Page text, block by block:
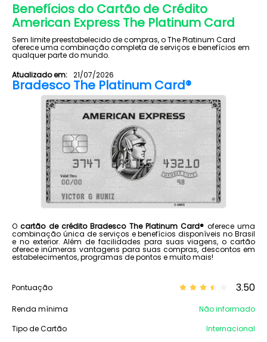
Benefícios do Cartão de Crédito
American Express The Platinum Card
Sem limite preestabelecido de compras, o The Platinum Card
oferece uma combinação completa de serviços e benefícios em
qualquer parte do mundo.
Atualizado em: 21/07/2026
Bradesco The Platinum Card®
Ocartão de crédito Bradesco The Platinum Card® oferece uma
combinação única de serviços e benefícios disponíveis no Brasil
e no exterior. Além de facilidades para suas viagens, o cartão
oferece inúmeras vantagens para suas compras, descontos em
estabelecimentos, programas de pontos e muito mais!
Pontuação 3.50
Renda mínima
Não informado
Tipo de Cartão
Internacional